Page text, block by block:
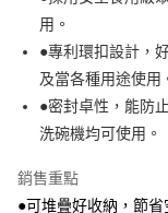
2.透過簡訊連結打開帳
帳／街口支付／iPASS
【注意事項】
1.本服務係由「台灣大
用戶於交易時，得透過
買賣價金債權讓與本公
資料（包含姓名、電話
宅配
每筆NT$120，滿
門市取貨-自備購物袋
每筆NT$80，滿
用。
●專利環扣設計，
及當各種用途使用
●密封卓性，能防
洗碗機均可使用。
銷售重點
●可堆疊好收納，節省